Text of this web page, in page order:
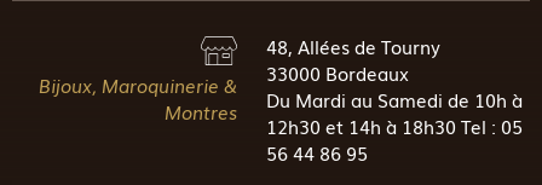
Bijoux, Maroquinerie &
Montres
48, Allées de Tourny
33000 Bordeaux
Du Mardi au Samedi de 10h à
12h30 et 14h à 18h30 Tel : 05
56 44 86 95